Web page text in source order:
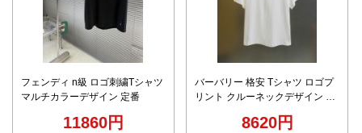
フェンディ n級 ロゴ刺繍Tシャツ
マルチカラーデザイン 定番
11860円
バーバリー 格安 Tシャツ ロゴプ
リント クルーネックデザイン シ
8620円